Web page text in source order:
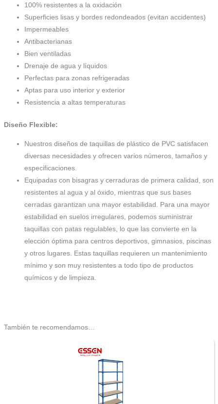
100% resistentes a la oxidación
Superficies lisas y bordes redondeados (evitan accidentes)
Impermeables
Antibacterianas
Bien ventiladas
Drenaje de agua y líquidos
Perfectas para zonas refrigeradas
Aptas para uso interior y exterior
Resistencia a altas temperaturas
Diseño Flexible:
Nuestros diseños de taquillas de plástico de PVC satisfacen
diversas necesidades y ofrecen varios números, tamaños y
especificaciones.
Equipadas con bisagras y cerraduras de primera calidad, son
resistentes al agua y al óxido, mientras que sus bases
cerradas garantizan una mayor estabilidad. Para una mayor
estabilidad en suelos irregulares, podemos suministrar
taquillas con patas regulables, lo que las convierte en la
elección óptima para centros deportivos, gimnasios, piscinas
y otros lugares. Estas taquillas requieren un mantenimiento
mínimo y son muy resistentes a todo tipo de productos
químicos y de limpieza.
También te recomendamos…